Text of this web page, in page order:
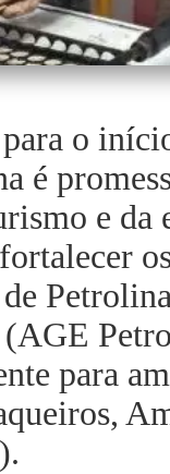
o
é
e
para